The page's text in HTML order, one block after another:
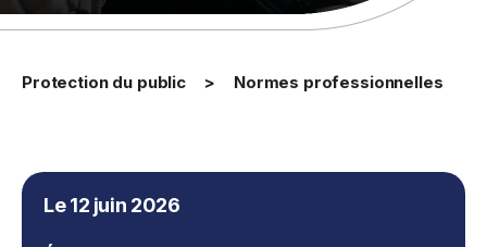
Protection du public Normes professionnelles
Le 12 juin 2026